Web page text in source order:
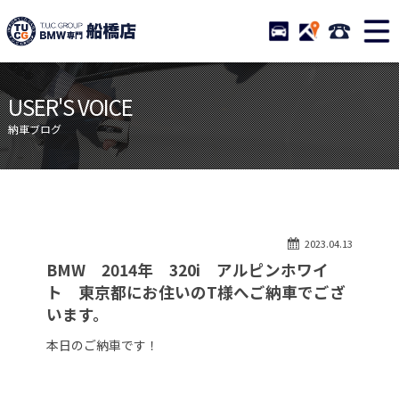
TUCグループ BMW専門 船
STOCK ACCESS 047-
ニュース
在庫リスト
目玉車両一覧
店舗紹介
保証＆サービス
アクセスマップ
自動車保険
TUCとは？
リクルート
納車blog
会社概要
USER'S VOICE
納車ブログ
2023.04.13
BMW 2014年 320i アルピンホワイ
ト 東京都にお住いのT様へご納車でござ
います。
本日のご納車です！